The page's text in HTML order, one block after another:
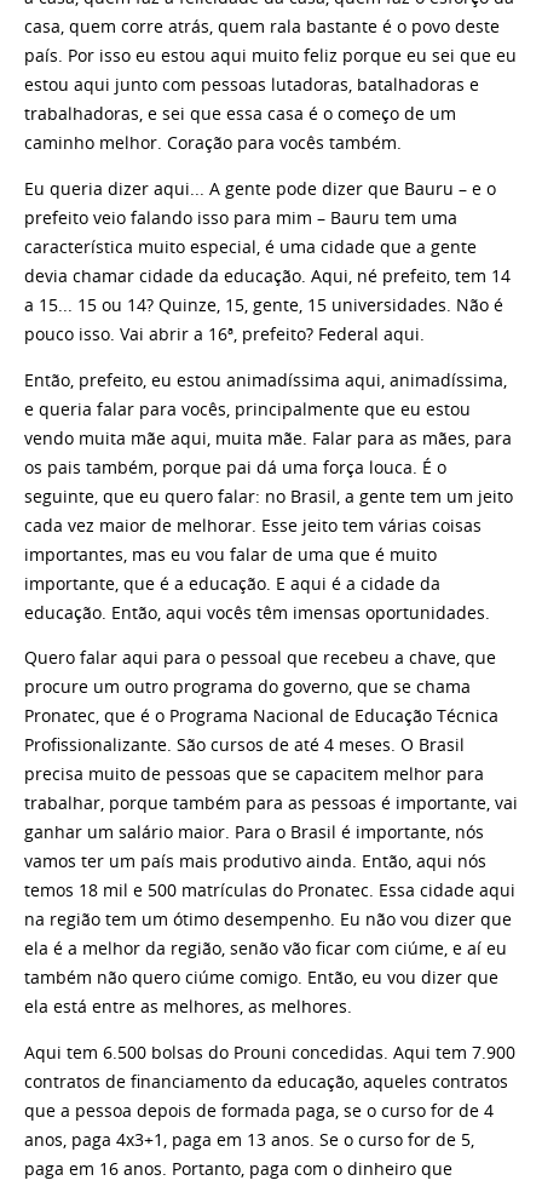
casa, quem corre atrás, quem rala bastante é o povo deste
país. Por isso eu estou aqui muito feliz porque eu sei que eu
estou aqui junto com pessoas lutadoras, batalhadoras e
trabalhadoras, e sei que essa casa é o começo de um
caminho melhor. Coração para vocês também.
Eu queria dizer aqui... A gente pode dizer que Bauru – e o
prefeito veio falando isso para mim – Bauru tem uma
característica muito especial, é uma cidade que a gente
devia chamar cidade da educação. Aqui, né prefeito, tem 14
a 15... 15 ou 14? Quinze, 15, gente, 15 universidades. Não é
pouco isso. Vai abrir a 16ª, prefeito? Federal aqui.
Então, prefeito, eu estou animadíssima aqui, animadíssima,
e queria falar para vocês, principalmente que eu estou
vendo muita mãe aqui, muita mãe. Falar para as mães, para
os pais também, porque pai dá uma força louca. É o
seguinte, que eu quero falar: no Brasil, a gente tem um jeito
cada vez maior de melhorar. Esse jeito tem várias coisas
importantes, mas eu vou falar de uma que é muito
importante, que é a educação. E aqui é a cidade da
educação. Então, aqui vocês têm imensas oportunidades.
Quero falar aqui para o pessoal que recebeu a chave, que
procure um outro programa do governo, que se chama
Pronatec, que é o Programa Nacional de Educação Técnica
Profissionalizante. São cursos de até 4 meses. O Brasil
precisa muito de pessoas que se capacitem melhor para
trabalhar, porque também para as pessoas é importante, vai
ganhar um salário maior. Para o Brasil é importante, nós
vamos ter um país mais produtivo ainda. Então, aqui nós
temos 18 mil e 500 matrículas do Pronatec. Essa cidade aqui
na região tem um ótimo desempenho. Eu não vou dizer que
ela é a melhor da região, senão vão ficar com ciúme, e aí eu
também não quero ciúme comigo. Então, eu vou dizer que
ela está entre as melhores, as melhores.
Aqui tem 6.500 bolsas do Prouni concedidas. Aqui tem 7.900
contratos de financiamento da educação, aqueles contratos
que a pessoa depois de formada paga, se o curso for de 4
anos, paga 4x3+1, paga em 13 anos. Se o curso for de 5,
paga em 16 anos. Portanto, paga com o dinheiro que